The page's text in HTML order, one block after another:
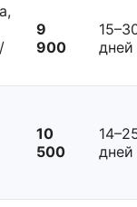
9
900
дней
10
500
дней